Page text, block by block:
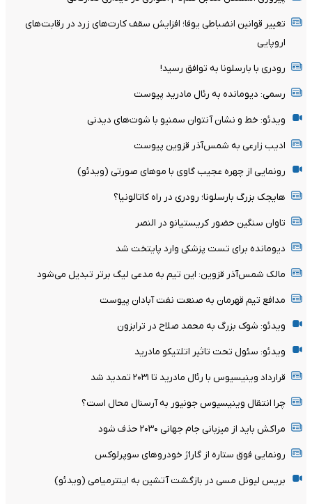
تغییر قوانین انضباطی یوفا؛ افزایش سقف کارت‌های زرد در رقابت‌های
اروپایی
رودری با بارسلونا به توافق رسید!
رسمی: دیومانده به رئال مادرید پیوست
ویدئو: خط و نشان آنتوان سمنیو با شوت‌های دیدنی
ادیب زارعی به شمس‌آذر قزوین پیوست
رونمایی از چهره عجیب گاوی با موهای صورتی (ویدئو)
هایجک بزرگ بارسلونا؛ رودری در راه کاتالونیا؟
تاوان سنگین حضور کریستیانو در النصر
دیومانده برای تست پزشکی وارد پایتخت شد
مالک شمس‌آذر قزوین: این تیم به مدعی لیگ برتر تبدیل می‌شود
مدافع تیم قهرمان به صنعت نفت آبادان پیوست
ویدئو: شوک بزرگ به محمد صلاح در ترابزون
ویدئو: سئول تحت تاثیر اتلتیکو مادرید
قرارداد وینیسیوس با رئال مادرید تا ۲۰۳۱ تمدید شد
چرا انتقال وینیسیوس جونیور به آرسنال محال است؟
مراکش باید از میزبانی جام جهانی ۲۰۳۰ حذف شود
رونمایی فوق ستاره از گاراژ خودروهای سوپرلوکس
بریس لیونل مسی در بازگشت آتشین به اینترمیامی (ویدئو)